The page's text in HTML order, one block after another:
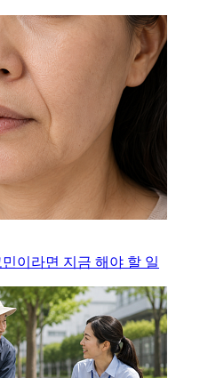
이라면 지금 해야 할 일